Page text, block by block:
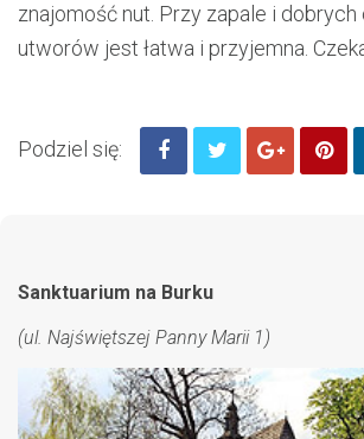
znajomość nut. Przy zapale i dobrych
utworów jest łatwa i przyjemna.
Podziel się:
Sanktuarium na Burku
(ul. Najświętszej Panny Marii 1)